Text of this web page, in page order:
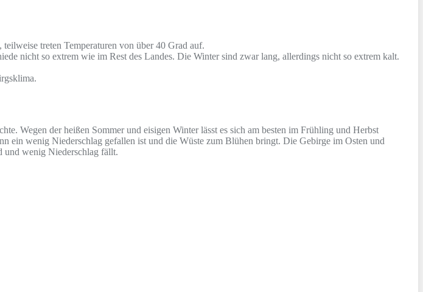
treten Temperaturen von über 40 Grad auf.
nicht so extrem wie im Rest des Landes. Die Winter sind zwar lang, allerdings nicht so extrem kalt.
Wegen der heißen Sommer und eisigen Winter lässt es sich am besten im Frühling und Herbst
ein wenig Niederschlag gefallen ist und die Wüste zum Blühen bringt. Die Gebirge im Osten und
und wenig Niederschlag fällt.